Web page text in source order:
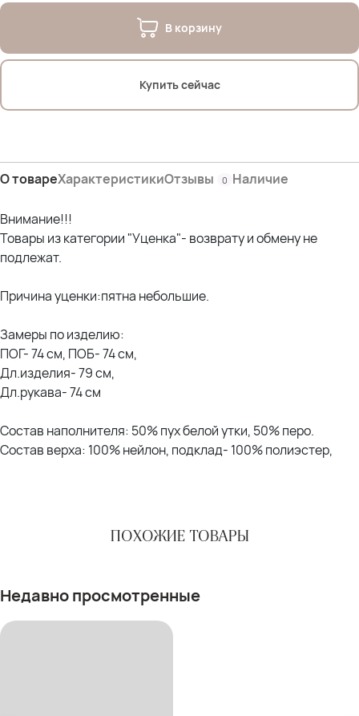
В корзину
Купить сейчас
О товареХарактеристикиОтзывы 0 Наличие
Внимание!!!
Товары из категории "Уценка"- возврату и обмену не
подлежат.
Причина уценки:пятна небольшие.
Замеры по изделию:
ПОГ- 74 см, ПОБ- 74 см,
Дл.изделия- 79 см,
Дл.рукава- 74 см
Состав наполнителя: 50% пух белой утки, 50% перо.
Состав верха: 100% нейлон, подклад- 100% полиэстер,
ПОХОЖИЕ ТОВАРЫ
Недавно просмотренные